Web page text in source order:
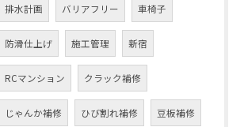
排水計画 バリアフリー 車椅子
防滑仕上げ 施工管理 新宿
RCマンション クラック補修
じゃんか補修 ひび割れ補修 豆板補修